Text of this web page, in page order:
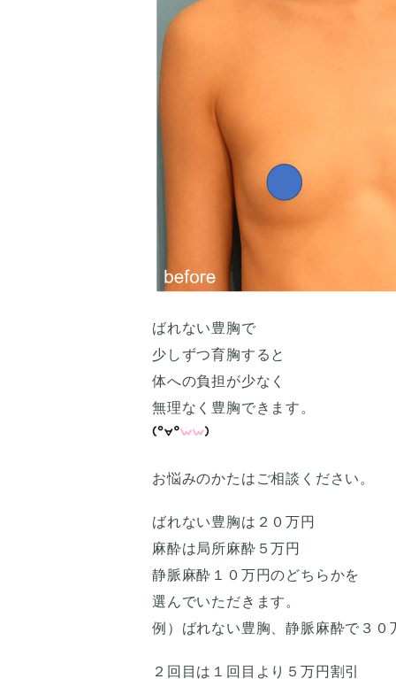
ばれない豊胸で
少しずつ育胸すると
体への負担が少なく
無理なく豊胸できます。
お悩みのかたはご相談ください。
ばれない豊胸は２０万円
麻酔は局所麻酔５万円
静脈麻酔１０万円のどちらかを
選んでいただきます。
例）ばれない豊胸、静脈麻酔で３０
２回目は１回目より５万円割引